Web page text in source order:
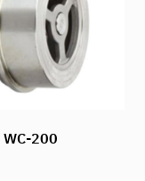
200